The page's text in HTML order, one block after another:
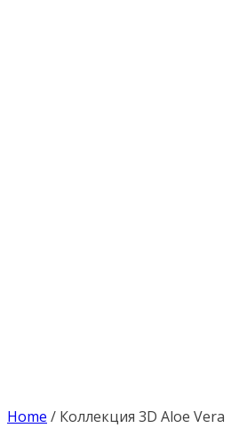
Home / Коллекция 3D Aloe Vera